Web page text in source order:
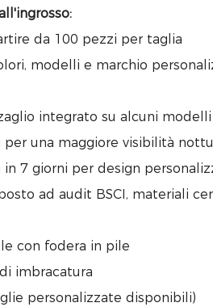
da 100 pezzi per taglia
modelli e marchio
integrato su alcuni modelli
una maggiore visibilità
7 giorni per design
ad audit BSCI, materiali
con fodera in pile
imbracatura
personalizzate disponibili)